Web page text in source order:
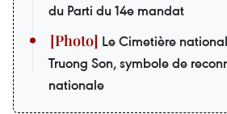
du Parti du 14e mandat
Le Cimetière
Truong Son, symbole de
nationale